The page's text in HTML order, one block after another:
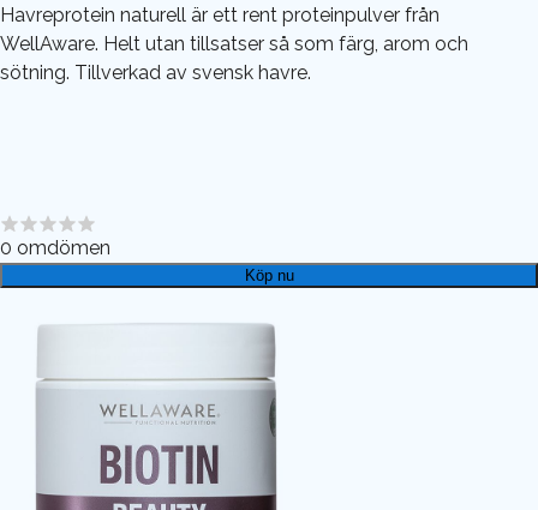
Havreprotein naturell är ett rent proteinpulver från
WellAware. Helt utan tillsatser så som färg, arom och
sötning. Tillverkad av svensk havre.
0 omdömen
Köp nu